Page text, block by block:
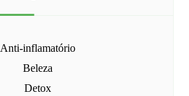
Anti-inflamatório
Beleza
Detox